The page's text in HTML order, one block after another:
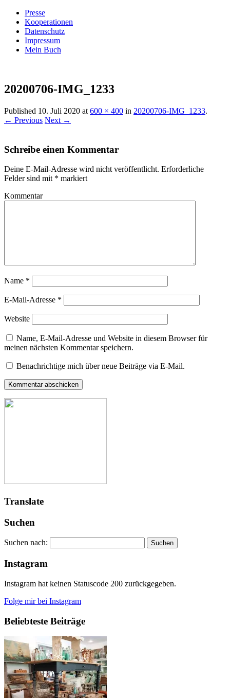
Presse
Kooperationen
Datenschutz
Impressum
Mein Buch
Villa König
20200706-IMG_1233
Published 10. Juli 2020 at 600 × 400 in 20200706-IMG_1233.
← Previous Next →
Schreibe einen Kommentar
Deine E-Mail-Adresse wird nicht veröffentlicht. Erforderliche
Felder sind mit * markiert
Kommentar
Name *
E-Mail-Adresse *
Website
Name, E-Mail-Adresse und Website in diesem Browser für
meinen nächsten Kommentar speichern.
Benachrichtige mich über neue Beiträge via E-Mail.
Translate
Suchen
Suchen nach:
Instagram
Instagram hat keinen Statuscode 200 zurückgegeben.
Folge mir bei Instagram
Beliebteste Beiträge